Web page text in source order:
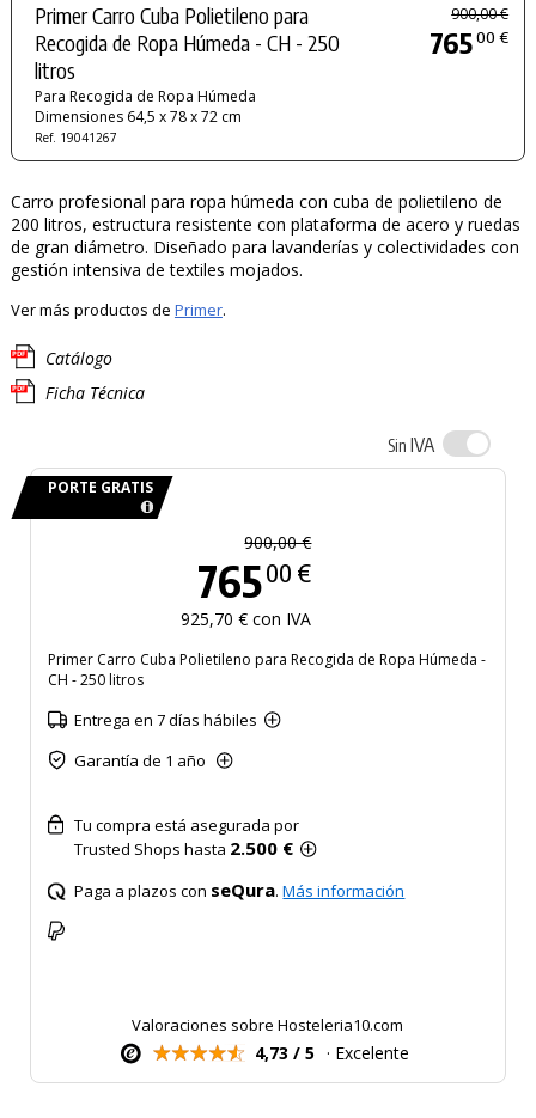
Primer Carro Cuba Polietileno para
Recogida de Ropa Húmeda - CH - 250
litros
Para Recogida de Ropa Húmeda
Dimensiones 64,5 x 78 x 72 cm
Ref. 19041267
900,00 €
76500 €
Carro profesional para ropa húmeda con cuba de polietileno de
200 litros, estructura resistente con plataforma de acero y ruedas
de gran diámetro. Diseñado para lavanderías y colectividades con
gestión intensiva de textiles mojados.
Ver más productos de Primer.
Catálogo
Ficha Técnica
Sin IVA
PORTE GRATIS
900,00 €
76500 €
925,70 € con IVA
Primer Carro Cuba Polietileno para Recogida de Ropa Húmeda -
CH - 250 litros
Entrega en 7 días hábiles
Garantía de 1 año
Tu compra está asegurada por
Trusted Shops hasta 2.500 €
Paga a plazos con seQura.Más información
Valoraciones sobre Hosteleria10.com
4,73 / 5 · Excelente